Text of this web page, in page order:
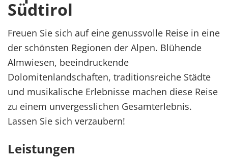
Südtirol
Freuen Sie sich auf eine genussvolle Reise in eine
der schönsten Regionen der Alpen. Blühende
Almwiesen, beeindruckende
Dolomitenlandschaften, traditionsreiche Städte
und musikalische Erlebnisse machen diese Reise
zu einem unvergesslichen Gesamterlebnis.
Lassen Sie sich verzaubern!
Leistungen